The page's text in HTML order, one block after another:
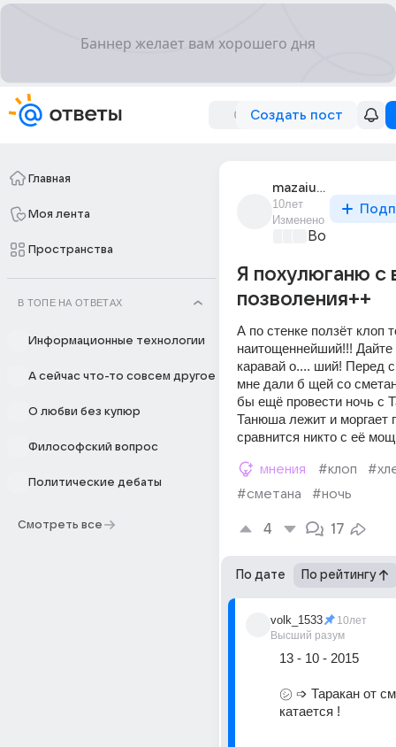
Создать пост
Главная
Моя лента
Пространства
В ТОПЕ НА ОТВЕТАХ
Информационные технологии
А сейчас что-то совсем другое
О любви без купюр
Философский вопрос
Политические дебаты
Смотреть все
mazaiushka
10лет
Изменено
Вопросы о
Я похулюганю с
позволения++
А по стенке ползёт клоп
наитощеннейший!!! Дайте
каравай о.... ший! Перед
мне дали б щей со
бы ещё провести ночь с
Танюша лежит и моргает
сравнится никто с её
мнения #клоп
#сметана
#ночь
4 17
По дате По рейтингу
volk_1533
Высший разум
10лет
13 - 10 - 2015
㋛ ➩ Таракан от
катается !